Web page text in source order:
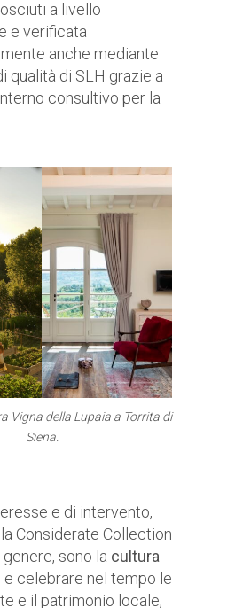
a livello
e verificata
anche mediante
qualità di SLH grazie a
consultivo per la
Vigna della Lupaia a Torrita di
Siena.
e di intervento,
Considerate Collection
sono la cultura
celebrare nel tempo le
e il patrimonio locale,